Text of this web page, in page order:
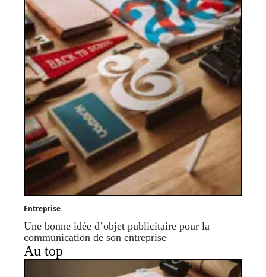
Entreprise
Une bonne idée d’objet publicitaire pour la
communication de son entreprise
Au top